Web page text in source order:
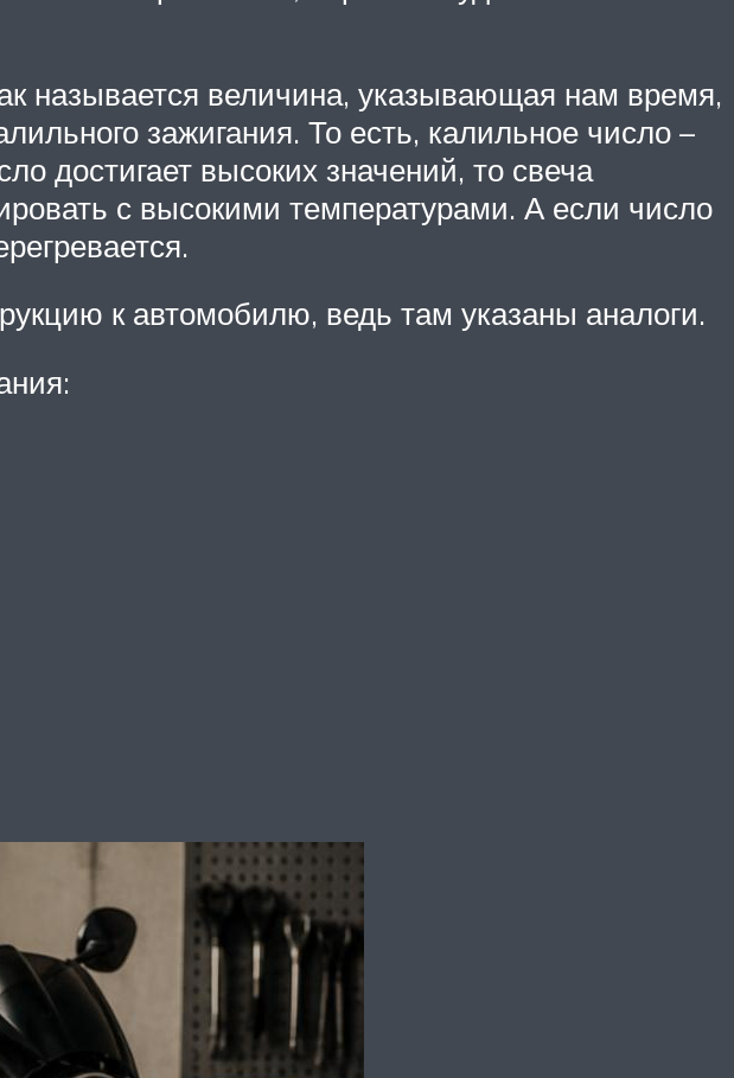
называется величина, указывающая нам время,
зажигания. То есть, калильное число –
достигает высоких значений, то свеча
с высокими температурами. А если число
к автомобилю, ведь там указаны аналоги.